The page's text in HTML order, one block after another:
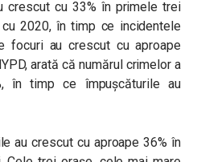
crescut cu 33% în primele trei
2020, în timp ce incidentele
focuri au crescut cu aproape
arată că numărul crimelor a
în timp ce împușcăturile au
au crescut cu aproape 36% în